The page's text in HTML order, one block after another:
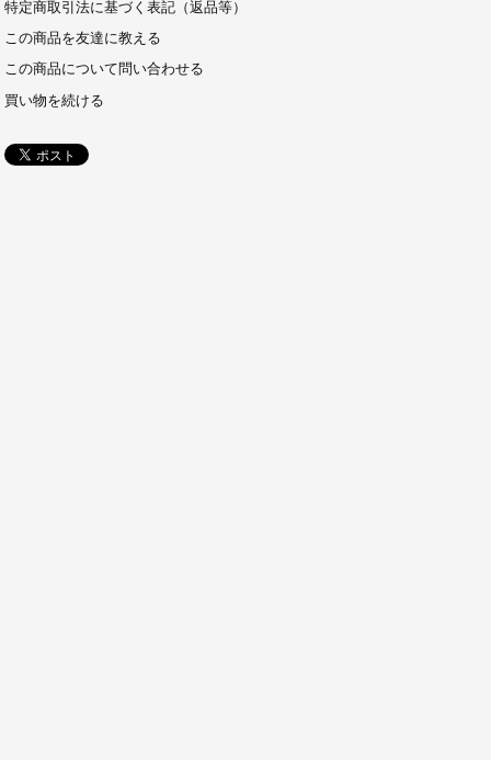
特定商取引法に基づく表記（返品等）
この商品を友達に教える
この商品について問い合わせる
買い物を続ける